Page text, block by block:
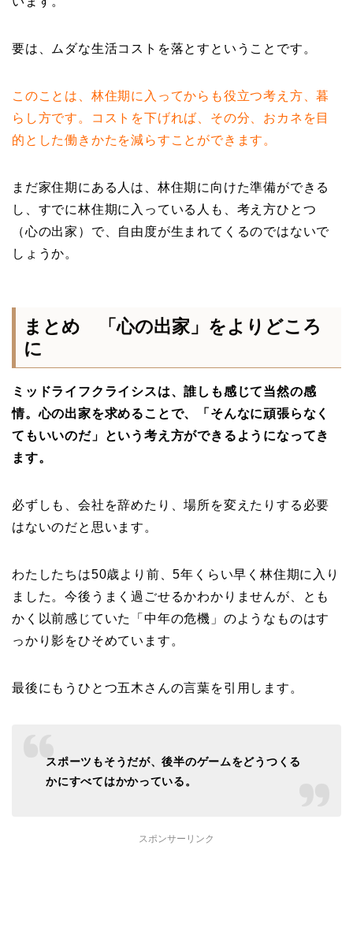
要は、ムダな生活コストを落とすということです。
このことは、林住期に入ってからも役立つ考え方、暮
らし方です。コストを下げれば、その分、おカネを目
的とした働きかたを減らすことができます。
まだ家住期にある人は、林住期に向けた準備ができる
し、すでに林住期に入っている人も、考え方ひとつ
（心の出家）で、自由度が生まれてくるのではないで
しょうか。
まとめ 「心の出家」をよりどころ
に
ミッドライフクライシスは、誰しも感じて当然の感
情。心の出家を求めることで、「そんなに頑張らなく
てもいいのだ」という考え方ができるようになってき
ます。
必ずしも、会社を辞めたり、場所を変えたりする必要
はないのだと思います。
わたしたちは50歳より前、5年くらい早く林住期に入り
ました。今後うまく過ごせるかわかりませんが、とも
かく以前感じていた「中年の危機」のようなものはす
っかり影をひそめています。
最後にもうひとつ五木さんの言葉を引用します。
スポーツもそうだが、後半のゲームをどうつくる
かにすべてはかかっている。
スポンサーリンク